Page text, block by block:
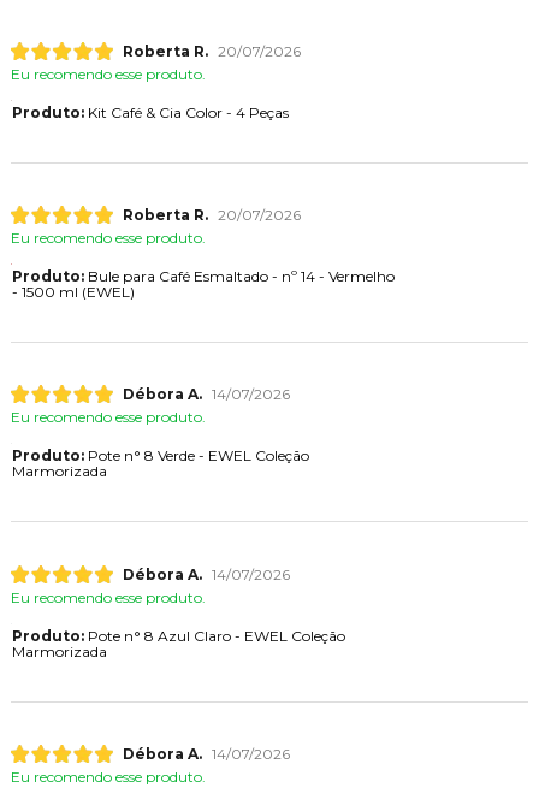
Roberta R. 20/07/2026
Eu recomendo esse produto.
Produto:Kit Café & Cia Color - 4 Peças
Roberta R. 20/07/2026
Eu recomendo esse produto.
Produto:Bule para Café Esmaltado - nº 14 - Vermelho
- 1500 ml (EWEL)
Débora A. 14/07/2026
Eu recomendo esse produto.
Produto:Pote n° 8 Verde - EWEL Coleção
Marmorizada
Débora A. 14/07/2026
Eu recomendo esse produto.
Produto:Pote n° 8 Azul Claro - EWEL Coleção
Marmorizada
Débora A. 14/07/2026
Eu recomendo esse produto.